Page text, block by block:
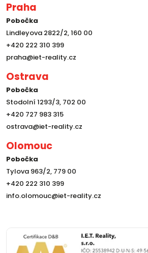
Praha
Pobočka
Lindleyova 2822/2, 160 00
+420 222 310 399
praha@iet-reality.cz
Ostrava
Pobočka
Stodolní 1293/3, 702 00
+420 727 983 315
ostrava@iet-reality.cz
Olomouc
Pobočka
Tylova 963/2, 779 00
+420 222 310 399
info.olomouc@iet-reality.cz